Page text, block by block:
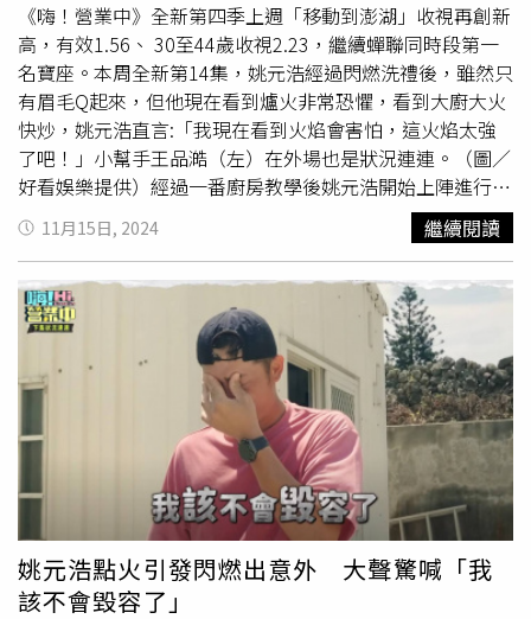
《嗨！營業中》全新第四季上週「移動到澎湖」收視再創新
高，有效1.56、 30至44歲收視2.23，繼續蟬聯同時段第一
名寶座。本周全新第14集，姚元浩經過閃燃洗禮後，雖然只
有眉毛Q起來，但他現在看到爐火非常恐懼，看到大廚大火
快炒，姚元浩直言:「我現在看到火焰會害怕，這火焰太強
了吧！」小幫手王品澔（左）在外場也是狀況連連。（圖／
好看娛樂提供）經過一番廚房教學後姚元浩開始上陣進行大
火快炒，但情況卻不如預期順利，當他面對一旁的大廚關心
詢問還可以嗎？姚元浩好強表示：「我可以的。」看到大廚
簡單就將炒飯完成，像施展了廚房魔法，反觀姚元浩卻連鍋
子跟鏟子都使不好，對比之下手腳不俐落，超級卡，無奈大
叫「甩鍋真難」，莎莎則連忙位夥伴加油打氣：「好帥、好
帥。」之後換隊長郭泓志掌廚燙青菜，在大廚指導下他一勺
一勺精準調味，本以為名師出高徒，卻在最後發現整個「臭
火焦（台語）」燒焦了。姚元浩也為郭泓志打氣說：「沒有
關係！隊長，你很棒！」郭泓志則是一臉茫然表示：「我不
知道啊！對不起！」不僅內場失誤，就連外場的
乱彈阿翔
小幫手王品澔也是狀況連連，究竟夥伴們能否順利任務？請
一定要鎖定全新第四季《嗨！營業中》， 每周六晚上8點台
視首播、晚上10點Netflix 上架、周日晚上8點八大綜合台播
出。
11月15日, 2024 繼續閱讀
姚元浩點火引發閃燃出意外 大聲驚喊「我
該不會毀容了」